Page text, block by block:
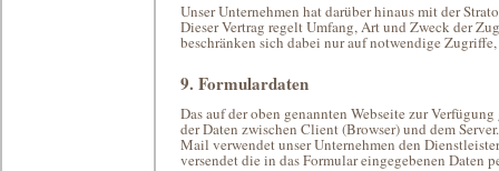
Unser Unternehmen hat darüber hinaus mit der
Dieser Vertrag regelt Umfang, Art und Zweck der
beschränken sich dabei nur auf notwendige
9. Formulardaten
Das auf der oben genannten Webseite zur
der Daten zwischen Client (Browser) und dem
Mail verwendet unser Unternehmen den
versendet die in das Formular eingegebenen Daten